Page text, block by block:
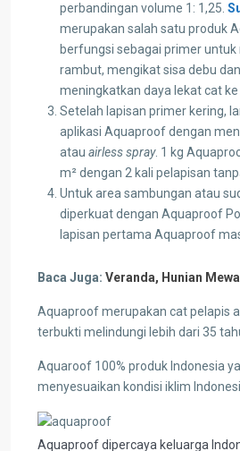
perbandingan volume 1: 1,25.
merupakan salah satu produk
berfungsi sebagai primer
rambut, mengikat sisa debu
meningkatkan daya lekat cat ke
Setelah lapisan primer kering,
aplikasi Aquaproof dengan
atau airless spray. 1 kg
m² dengan 2 kali pelapisan
Untuk area sambungan atau
diperkuat dengan Aquaproof
lapisan pertama Aquaproof
Baca Juga: Veranda, Hunian
Aquaproof merupakan cat pelapis
terbukti melindungi lebih dari 35
Aquaroof 100% produk Indonesia
menyesuaikan kondisi iklim
Aquaproof dipercaya keluarga